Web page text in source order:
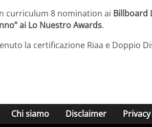
curriculum 8 nomination ai Billboard
ai Lo Nuestro Awards.
la certificazione Riaa e Doppio
Chi siamo Disclaimer